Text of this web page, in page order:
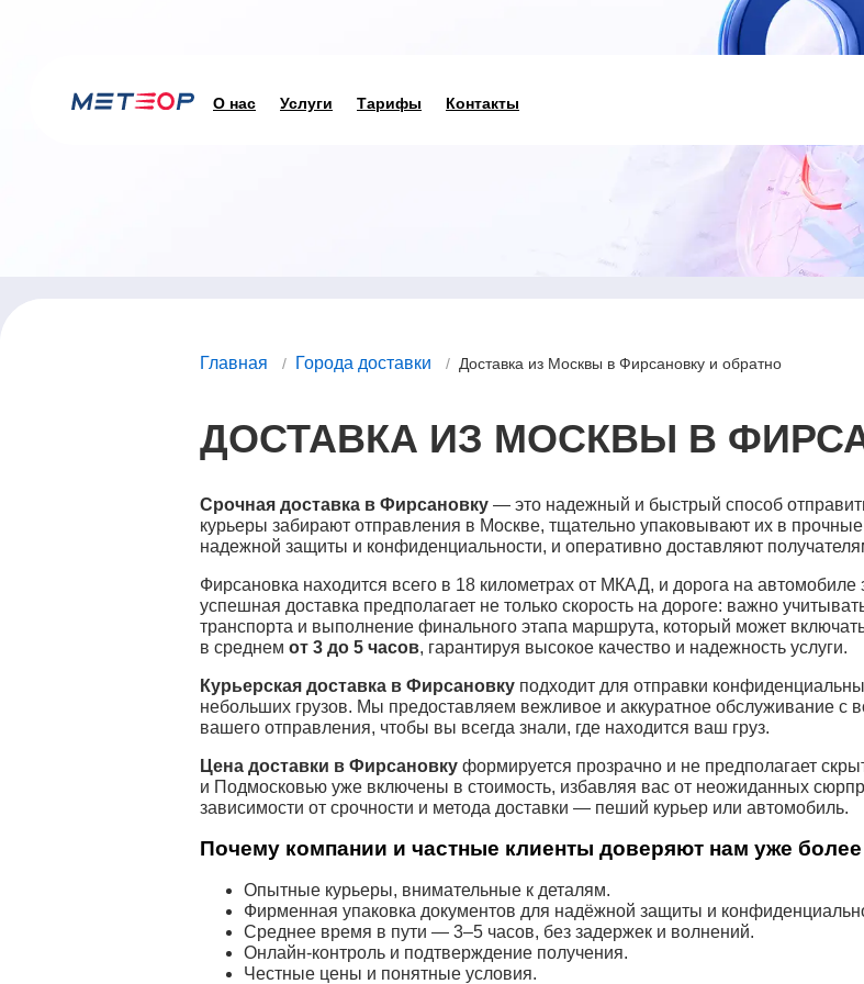
О нас Услуги Тарифы Контакты
Главная / Города доставки / Доставка из Москвы в Фирсановку и обратно
ДОСТАВКА ИЗ МОСКВЫ В
Срочная доставка в Фирсановку — это надежный и быстрый способ
курьеры забирают отправления в Москве, тщательно упаковывают их в
надежной защиты и конфиденциальности, и оперативно доставляют
Фирсановка находится всего в 18 километрах от МКАД, и дорога на автомобиле
успешная доставка предполагает не только скорость на дороге: важно
транспорта и выполнение финального этапа маршрута, который может
в среднем от 3 до 5 часов, гарантируя высокое качество и надежность услуги.
Курьерская доставка в Фирсановку подходит для отправки
небольших грузов. Мы предоставляем вежливое и аккуратное обслуживание с
вашего отправления, чтобы вы всегда знали, где находится ваш груз.
Цена доставки в Фирсановку формируется прозрачно и не предполагает
и Подмосковью уже включены в стоимость, избавляя вас от неожиданных
зависимости от срочности и метода доставки — пеший курьер или автомобиль.
Почему компании и частные клиенты доверяют нам уже более
Опытные курьеры, внимательные к деталям.
Фирменная упаковка документов для надёжной защиты и
Среднее время в пути — 3–5 часов, без задержек и волнений.
Онлайн-контроль и подтверждение получения.
Честные цены и понятные условия.